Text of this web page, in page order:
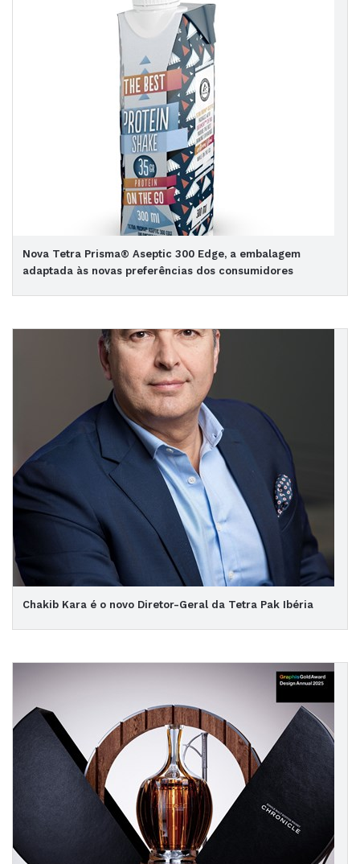
Nova Tetra Prisma® Aseptic 300 Edge, a embalagem
adaptada às novas preferências dos consumidores
Chakib Kara é o novo Diretor-Geral da Tetra Pak Ibéria